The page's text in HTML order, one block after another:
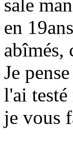
sale
en
abîmés,
Je
l'ai
je vous